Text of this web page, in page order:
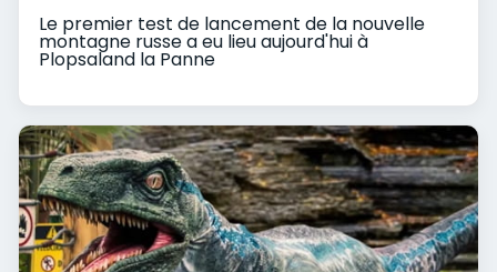
Le premier test de lancement de la nouvelle
montagne russe a eu lieu aujourd'hui à
Plopsaland la Panne